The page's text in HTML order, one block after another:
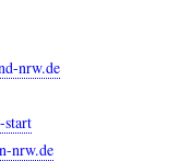
nrw.de
start
nrw.de